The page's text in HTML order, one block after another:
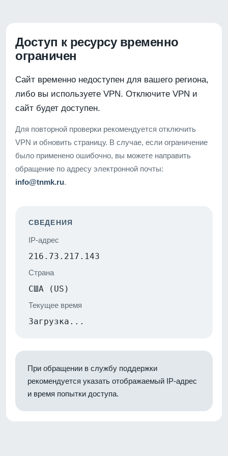
Доступ к ресурсу временно
ограничен
Сайт временно недоступен для вашего региона,
либо вы используете VPN. Отключите VPN и
сайт будет доступен.
Для повторной проверки рекомендуется отключить
VPN и обновить страницу. В случае, если ограничение
было применено ошибочно, вы можете направить
обращение по адресу электронной почты:
info@tnmk.ru.
СВЕДЕНИЯ
IP-адрес
216.73.217.143
Страна
США (US)
Текущее время
Загрузка...
При обращении в службу поддержки
рекомендуется указать отображаемый IP-адрес
и время попытки доступа.